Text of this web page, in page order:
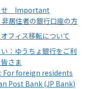
せ Important
住者の銀行口座の方
オフィス移転について
：ゆうちょ銀行をご利
さま
For foreign residents
Post Bank (JP Bank)